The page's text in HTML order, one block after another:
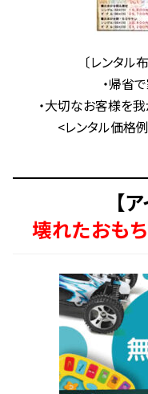
〔レンタル
・帰省
・大切なお客様を
<レンタル価格
【
壊れたおも